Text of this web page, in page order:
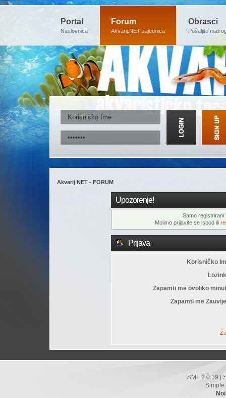
Portal
Naslovnica
Forum
Akvarij.NET zajednica
Obrasci
Pošaljite mali
Akvarij NET - FORUM
Upozorenje!
Samo registrirani
Molimo prijavite se ispod ili
Prijava
Korisničko
Zapamti me ovoliko
Zapamti me
SMF 2.0.19
Simple